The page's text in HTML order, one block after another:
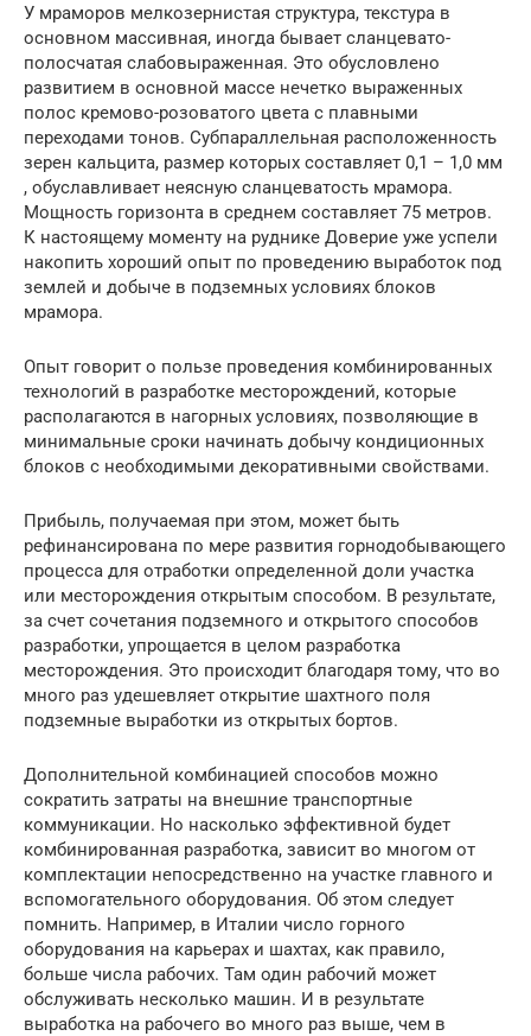
У мраморов мелкозернистая структура, текстура в
основном массивная, иногда бывает сланцевато-
полосчатая слабовыраженная. Это обусловлено
развитием в основной массе нечетко выраженных
полос кремово-розоватого цвета с плавными
переходами тонов. Субпараллельная расположенность
зерен кальцита, размер которых составляет 0,1 – 1,0 мм
, обуславливает неясную сланцеватость мрамора.
Мощность горизонта в среднем составляет 75 метров.
К настоящему моменту на руднике Доверие уже успели
накопить хороший опыт по проведению выработок под
землей и добыче в подземных условиях блоков
мрамора.
Опыт говорит о пользе проведения комбинированных
технологий в разработке месторождений, которые
располагаются в нагорных условиях, позволяющие в
минимальные сроки начинать добычу кондиционных
блоков с необходимыми декоративными свойствами.
Прибыль, получаемая при этом, может быть
рефинансирована по мере развития горнодобывающего
процесса для отработки определенной доли участка
или месторождения открытым способом. В результате,
за счет сочетания подземного и открытого способов
разработки, упрощается в целом разработка
месторождения. Это происходит благодаря тому, что во
много раз удешевляет открытие шахтного поля
подземные выработки из открытых бортов.
Дополнительной комбинацией способов можно
сократить затраты на внешние транспортные
коммуникации. Но насколько эффективной будет
комбинированная разработка, зависит во многом от
комплектации непосредственно на участке главного и
вспомогательного оборудования. Об этом следует
помнить. Например, в Италии число горного
оборудования на карьерах и шахтах, как правило,
больше числа рабочих. Там один рабочий может
обслуживать несколько машин. И в результате
выработка на рабочего во много раз выше, чем в